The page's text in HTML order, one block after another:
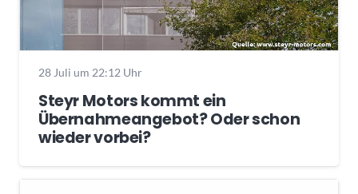
28 Juli um 22:12 Uhr
Steyr Motors kommt ein
Übernahmeangebot? Oder schon
wieder vorbei?